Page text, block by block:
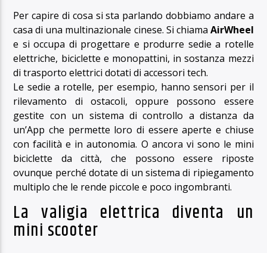
Per capire di cosa si sta parlando dobbiamo andare a
casa di una multinazionale cinese. Si chiama AirWheel
e si occupa di progettare e produrre sedie a rotelle
elettriche, biciclette e monopattini, in sostanza mezzi
di trasporto elettrici dotati di accessori tech.
Le sedie a rotelle, per esempio, hanno sensori per il
rilevamento di ostacoli, oppure possono essere
gestite con un sistema di controllo a distanza da
un’App che permette loro di essere aperte e chiuse
con facilità e in autonomia. O ancora vi sono le mini
biciclette da città, che possono essere riposte
ovunque perché dotate di un sistema di ripiegamento
multiplo che le rende piccole e poco ingombranti.
La valigia elettrica diventa un
mini scooter